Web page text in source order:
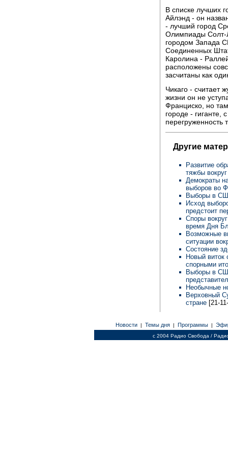
В списке лучших
Айлэнд - он
- лучший город
Олимпиады Солт-
городом Запада
Соединенных
Каролина -
расположены
засчитаны как
Чикаго - считает
жизни он не
Франциско, но
городе - гиганте,
перегруженность
Другие
Развитие
тяжбы
Демократы
выборов во
Выборы в
Исход
предстоит
Споры
время Дня
Возможные
ситуации
Состояние
Новый виток
спорными
Выборы в
Необычные
Верховный
стране [21-
Новости | Темы дня | Программы |
c 2004 Радио Свобода /